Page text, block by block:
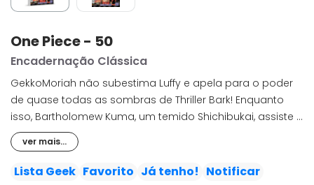
One Piece - 50
Encadernação Clássica
GekkoMoriah não subestima Luffy e apela para o poder
de quase todas as sombras de Thriller Bark! Enquanto
isso, Bartholomew Kuma, um temido Shichibukai, assiste a
tudo e decide dar um fim a todas as testemunhas desse
duelo!
ver mais...
Lista Geek Favorito Já tenho! Notificar